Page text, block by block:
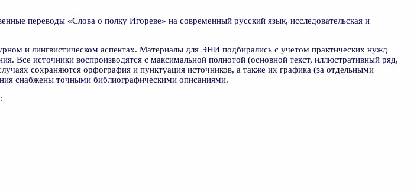
переводы «Слова о полку Игореве» на современный русский язык, исследовательская и
и лингвистическом аспектах. Материалы для ЭНИ подбирались с учетом практических нужд
Все источники воспроизводятся с максимальной полнотой (основной текст, иллюстративный ряд,
сохраняются орфография и пунктуация источников, а также их графика (за отдельными
снабжены точными библиографическими описаниями.